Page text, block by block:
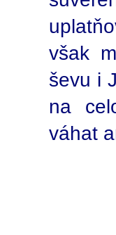
však
ševu i
na
váhat